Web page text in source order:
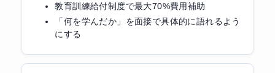
教育訓練給付制度で最大70%費用補助
「何を学んだか」を面接で具体的に語れるよう
にする